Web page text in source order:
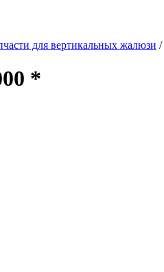
для вертикальных жалюзи /
*